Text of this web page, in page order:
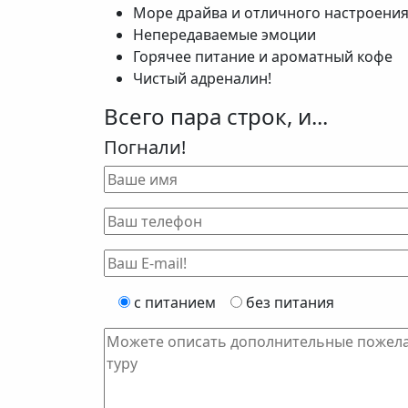
Море драйва и отличного настроения
Непередаваемые эмоции
Горячее питание и ароматный кофе
Чистый адреналин!
Всего пара строк, и...
Погнали!
с питанием без питания